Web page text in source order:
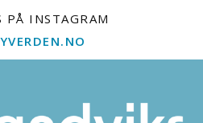
PÅ INSTAGRAM